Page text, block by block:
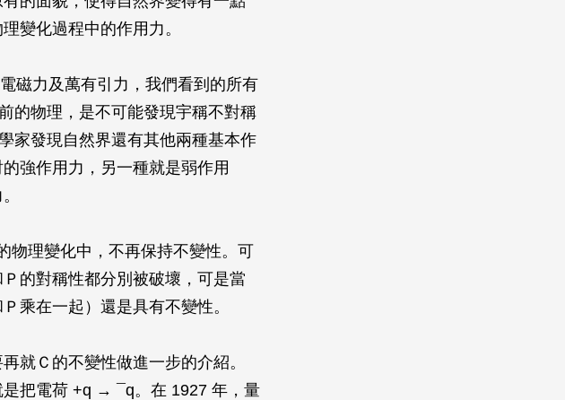
變化過程中的作用力。
磁力及萬有引力，我們看到的所有
的物理，是不可能發現宇稱不對稱
家發現自然界還有其他兩種基本作
強作用力，另一種就是弱作用
物理變化中，不再保持不變性。可
的對稱性都分別被破壞，可是當
乘在一起）還是具有不變性。
就Ｃ的不變性做進一步的介紹。
把電荷 +q → ¯q。在 1927 年，量